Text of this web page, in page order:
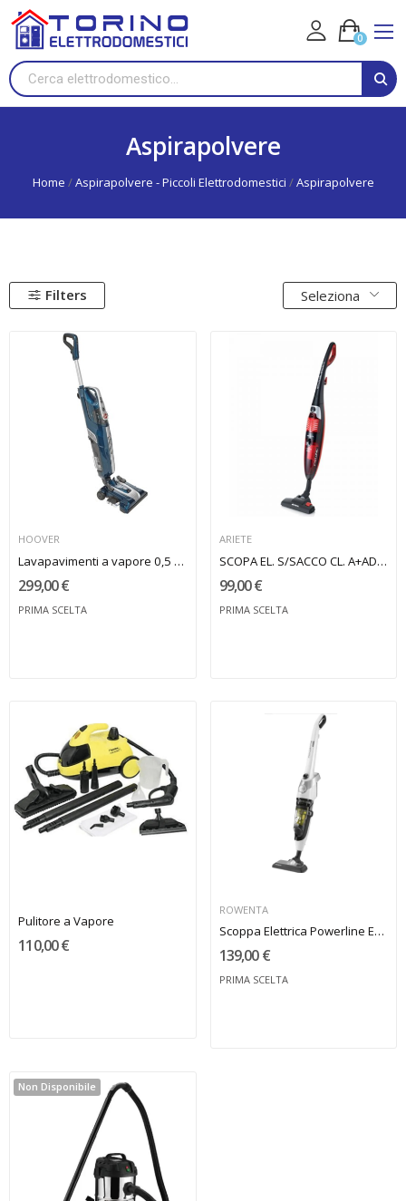
0
Aspirapolvere
Home Aspirapolvere - Piccoli Elettrodomestici Aspirapolvere
Filters Seleziona
HOOVER
Lavapavimenti a vapore 0,5 L Blu Hoover
299,00 €
PRIMA SCELTA
ARIETE
SCOPA EL. S/SACCO CL. A+ADC EVOLUTION CICLON...
99,00 €
PRIMA SCELTA
Pulitore a Vapore
110,00 €
ROWENTA
Scoppa Elettrica Powerline Extreme Cyclonic con...
139,00 €
PRIMA SCELTA
Non Disponibile